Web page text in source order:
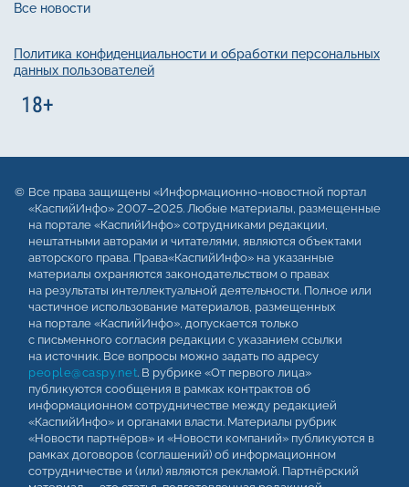
Все новости
Политика конфиденциальности и обработки персональных
данных пользователей
Все права защищены «Информационно-новостной портал
«КаспийИнфо» 2007–2025. Любые материалы, размещенные
на портале «КаспийИнфо» сотрудниками редакции,
нештатными авторами и читателями, являются объектами
авторского права. Права«КаспийИнфо» на указанные
материалы охраняются законодательством о правах
на результаты интеллектуальной деятельности. Полное или
частичное использование материалов, размещенных
на портале «КаспийИнфо», допускается только
с письменного согласия редакции с указанием ссылки
на источник. Все вопросы можно задать по адресу
people@caspy.net. В рубрике «От первого лица»
публикуются сообщения в рамках контрактов об
информационном сотрудничестве между редакцией
«КаспийИнфо» и органами власти. Материалы рубрик
«Новости партнёров» и «Новости компаний» публикуются в
рамках договоров (соглашений) об информационном
сотрудничестве и (или) являются рекламой. Партнёрский